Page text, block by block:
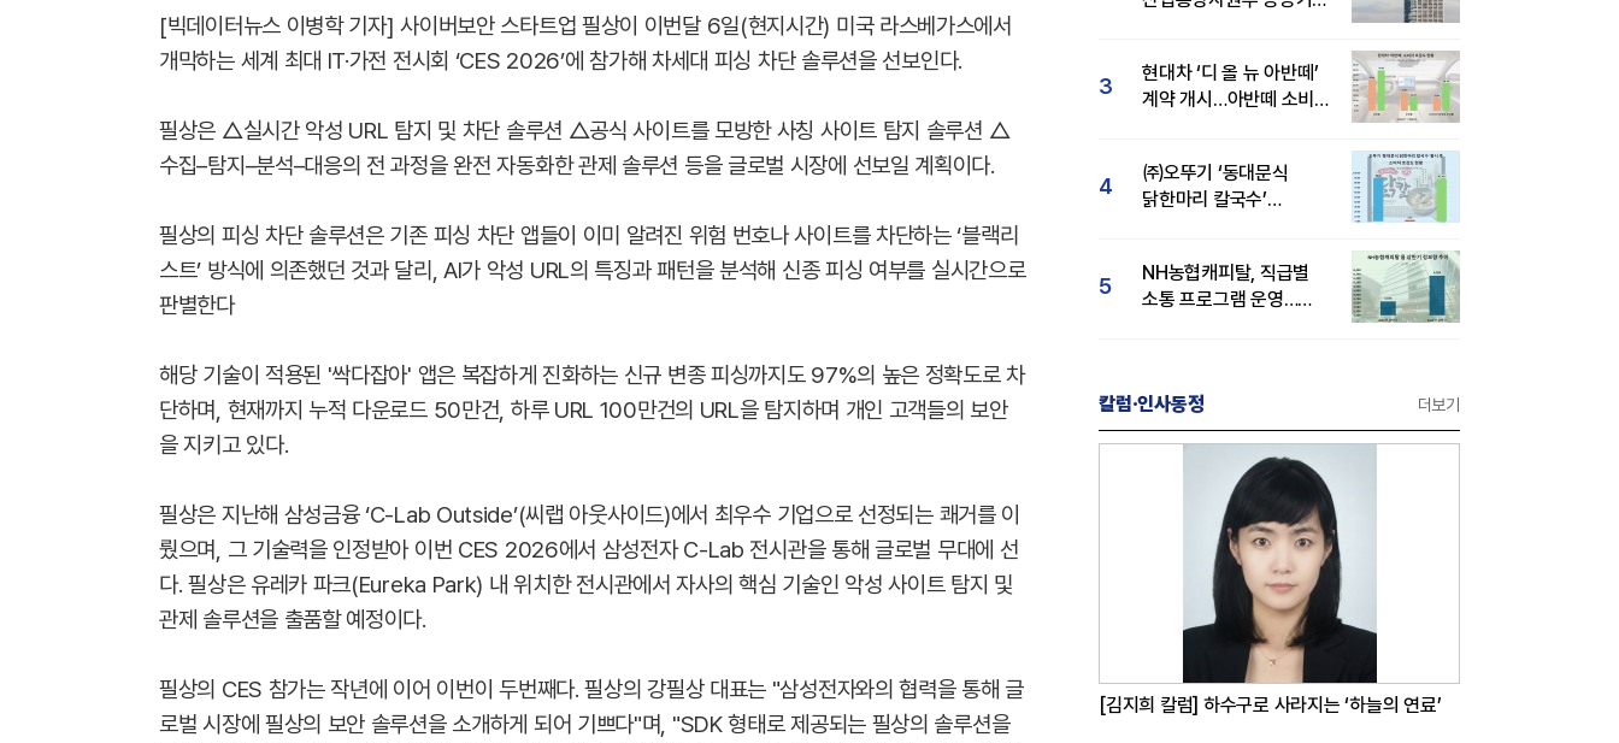
[빅데이터뉴스 이병학 기자] 사이버보안 스타트업 필상이 이번달 6일(현지시간) 미국 라스베가스에서
개막하는 세계 최대 IT·가전 전시회 ‘CES 2026’에 참가해 차세대 피싱 차단 솔루션을 선보인다.
필상은 △실시간 악성 URL 탐지 및 차단 솔루션 △공식 사이트를 모방한 사칭 사이트 탐지 솔루션 △
수집–탐지–분석–대응의 전 과정을 완전 자동화한 관제 솔루션 등을 글로벌 시장에 선보일 계획이다.
필상의 피싱 차단 솔루션은 기존 피싱 차단 앱들이 이미 알려진 위험 번호나 사이트를 차단하는 ‘블랙리
스트’ 방식에 의존했던 것과 달리, AI가 악성 URL의 특징과 패턴을 분석해 신종 피싱 여부를 실시간으로
판별한다
해당 기술이 적용된 '싹다잡아' 앱은 복잡하게 진화하는 신규 변종 피싱까지도 97%의 높은 정확도로 차
단하며, 현재까지 누적 다운로드 50만건, 하루 URL 100만건의 URL을 탐지하며 개인 고객들의 보안
을 지키고 있다.
필상은 지난해 삼성금융 ‘C-Lab Outside’(씨랩 아웃사이드)에서 최우수 기업으로 선정되는 쾌거를 이
뤘으며, 그 기술력을 인정받아 이번 CES 2026에서 삼성전자 C-Lab 전시관을 통해 글로벌 무대에 선
다. 필상은 유레카 파크(Eureka Park) 내 위치한 전시관에서 자사의 핵심 기술인 악성 사이트 탐지 및
관제 솔루션을 출품할 예정이다.
필상의 CES 참가는 작년에 이어 이번이 두번째다. 필상의 강필상 대표는 "삼성전자와의 협력을 통해 글
로벌 시장에 필상의 보안 솔루션을 소개하게 되어 기쁘다"며, "SDK 형태로 제공되는 필상의 솔루션을
3
현대차 ‘디 올 뉴 아반떼’
계약 개시…아반떼 소비자
4
㈜오뚜기 ‘동대문식
닭한마리 칼국수’
5
NH농협캐피탈, 직급별
소통 프로그램 운영…
칼럼·인사동정 더보기
[김지희 칼럼] 하수구로 사라지는 ‘하늘의 연료’